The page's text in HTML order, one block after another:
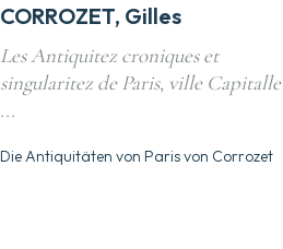
CORROZET, Gilles
Les Antiquitez croniques et
singularitez de Paris, ville Capitalle
...
Die Antiquitäten von Paris von Corrozet